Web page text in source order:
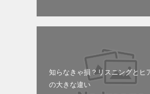
知らなきゃ損？リスニングとヒ
の大きな違い